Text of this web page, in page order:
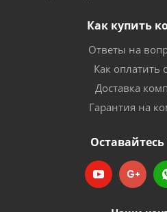
Как купить
Ответы на
Как оплатить
Доставка
Гарантия на